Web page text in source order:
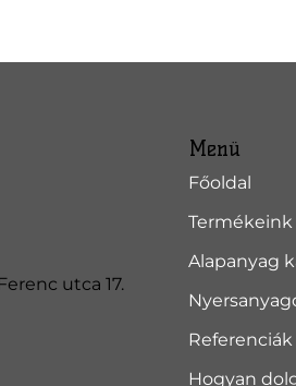
utca 17.
Menü
Főoldal
Termékeink
Alapanyag
Referenciák
Hogyan